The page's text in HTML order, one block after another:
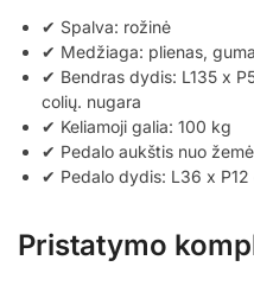
✔ Spalva: rožinė
✔ Medžiaga: plienas, guma
✔ Bendras dydis: L135 x
colių. nugara
✔ Keliamoji galia: 100 kg
✔ Pedalo aukštis nuo
✔ Pedalo dydis: L36 x P12
Pristatymo